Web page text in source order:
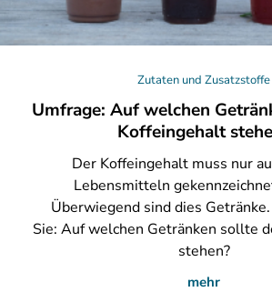
Zutaten und Zusatzstoffe
Umfrage: Auf welchen
Koffeingehalt
DerKoffeingehalt muss nur
Lebensmitteln
Überwiegend sind dies
Sie: Auf welchen Getränken sollte
stehen?
mehr